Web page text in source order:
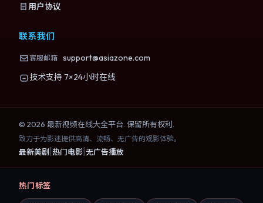
用户协议
联系我们
客服邮箱 support@asiazone.com
技术支持 7×24小时在线
© 2026 最新视频在线大全平台. 保留所有权利.
致力于为影迷提供高清、流畅、无广告的观影体验。
最新美剧 热门电影 无广告播放
热门标签